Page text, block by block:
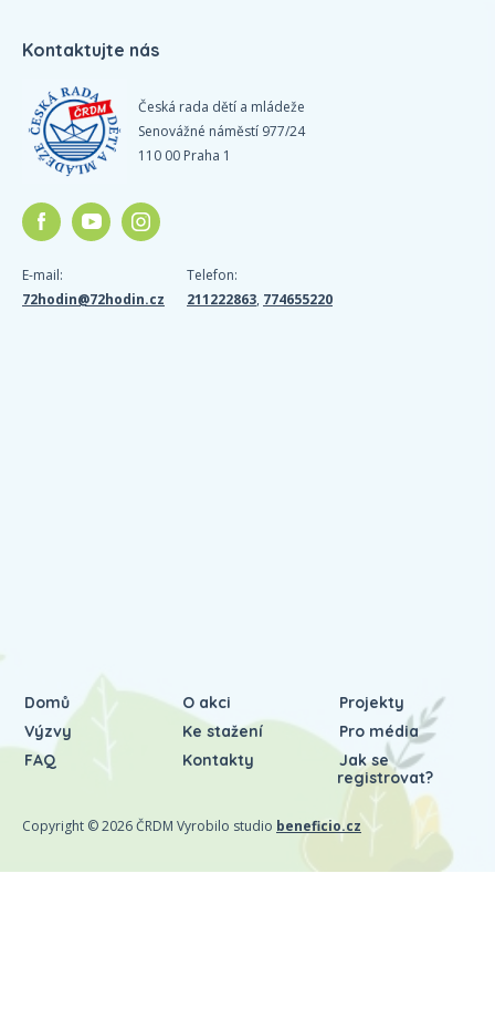
Kontaktujte nás
Česká rada dětí a mládeže
Senovážné náměstí 977/24
110 00 Praha 1
E-mail:
72hodin@72hodin.cz
Telefon:
211222863, 774655220
Domů O akci
Projekty
Výzvy
Ke stažení
Pro média
FAQ
Kontakty
Jak se
registrovat?
Copyright © 2026 ČRDM Vyrobilo studio beneficio.cz